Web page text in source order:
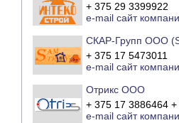
+ 375 29 3399922
e-mail сайт
СКАР-Групп ООО
+ 375 17 5473011
e-mail сайт
Отрикс ООО
+ 375 17 3886464
e-mail сайт